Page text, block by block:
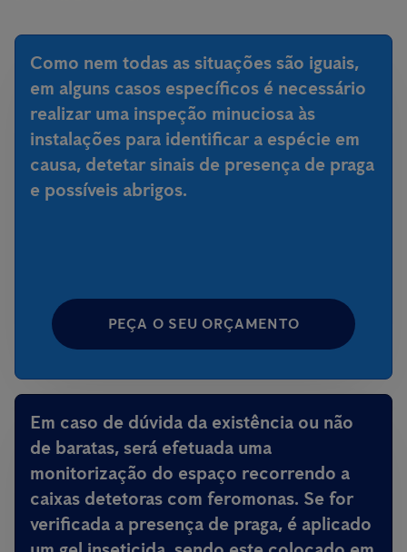
Como nem todas as situações são iguais,
em alguns casos específicos é necessário
realizar uma inspeção minuciosa às
instalações para identificar a espécie em
causa, detetar sinais de presença de praga
e possíveis abrigos.
PEÇA O SEU ORÇAMENTO
Em caso de dúvida da existência ou não
de baratas, será efetuada uma
monitorização do espaço recorrendo a
caixas detetoras com feromonas. Se for
verificada a presença de praga, é aplicado